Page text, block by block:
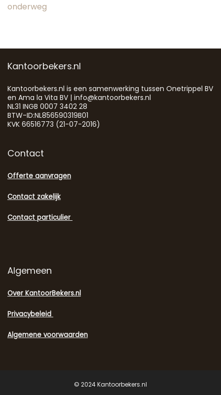
onderweg
Kantoorbekers.nl
Kantoorbekers.nl is een samenwerking tussen Onetrippel BV
en Ama la Vita BV | info@kantoorbekers.nl
NL31 INGB 0007 3402 28
BTW-ID:NL856590319B01
KVK 66516773 (21-07-2016)
Contact
Offerte aanvragen
Contact zakelijk
Contact particulier
Algemeen
Over KantoorBekers.nl
Privacybeleid
Algemene voorwaarden
© 2024 Kantoorbekers.nl